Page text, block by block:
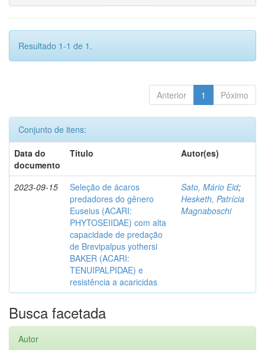
Resultado 1-1 de 1.
Anterior 1 Póximo
Conjunto de itens:
Data do
documento
Título Autor(es)
2023-09-15
Seleção de ácaros
predadores do gênero
Euseius (ACARI:
PHYTOSEIIDAE) com alta
capacidade de predação
de Brevipalpus yothersi
BAKER (ACARI:
TENUIPALPIDAE) e
resistência a acaricidas
Sato, Mário Eid;
Hesketh, Patrícia
Magnaboschi
Busca facetada
Autor